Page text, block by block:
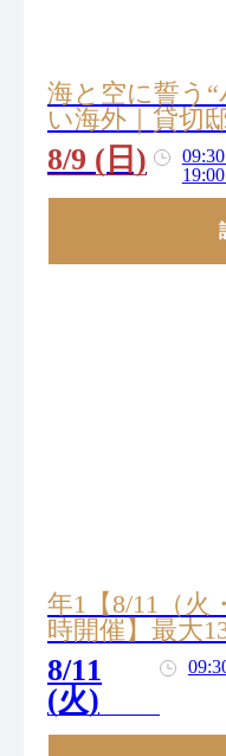
海と空に誓う
い海外｜貸切
8/9 (日)
年1【8/11（火
時開催】最大
8/11
(火)